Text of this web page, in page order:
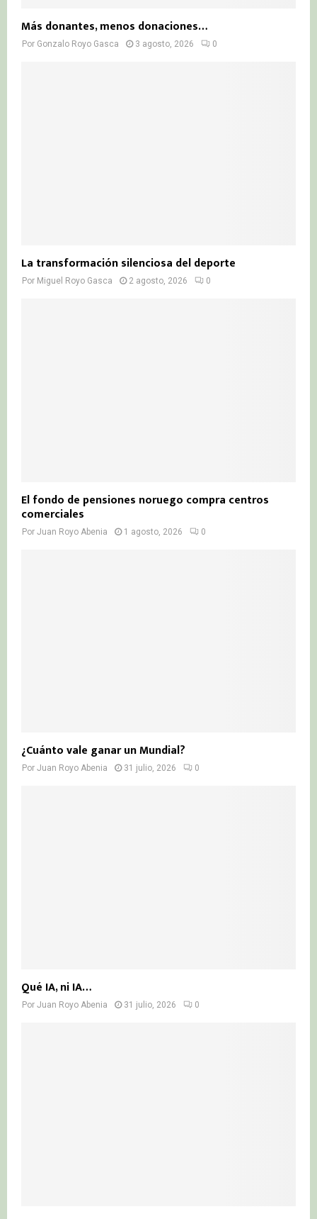
Más donantes, menos donaciones…
Por Gonzalo Royo Gasca 3 agosto, 2026 0
La transformación silenciosa del deporte
Por Miguel Royo Gasca 2 agosto, 2026 0
El fondo de pensiones noruego compra centros
comerciales
Por Juan Royo Abenia 1 agosto, 2026 0
¿Cuánto vale ganar un Mundial?
Por Juan Royo Abenia 31 julio, 2026 0
Qué IA, ni IA…
Por Juan Royo Abenia 31 julio, 2026 0